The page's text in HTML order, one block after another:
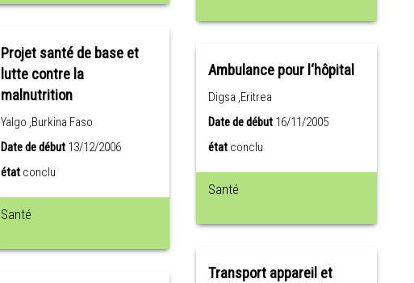
Projet santé de base et
lutte contre la
malnutrition
Yalgo ,Burkina Faso
Date de début13/12/2006
état conclu
Santé
Ambulance pour l‘hôpital
Digsa ,Eritrea
Date de début 16/11/2005
état conclu
Santé
Transport appareil et